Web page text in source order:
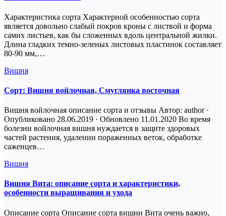
Характеристика сорта Характерной особенностью сорта
является довольно слабый покров кроны с листвой и форма
самих листьев, как бы сложенных вдоль центральной жилки.
Длина гладких темно-зеленых листовых пластинок составляет
80-90 мм,…
Вишня
Сорт: Вишня войлочная, Смуглянка восточная
Вишня войлочная описание сорта и отзывы Автор: author ·
Опубликовано 28.06.2019 · Обновлено 11.01.2020 Во время
болезни войлочная вишня нуждается в защите здоровых
частей растения, удалении пораженных веток, обработке
саженцев…
Вишня
Вишня Вита: описание сорта и характеристики,
особенности выращивания и ухода
Описание сорта Описание сорта вишни Вита очень важно,